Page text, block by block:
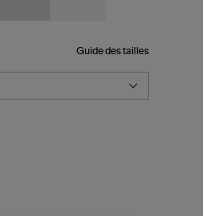
Guide des tailles